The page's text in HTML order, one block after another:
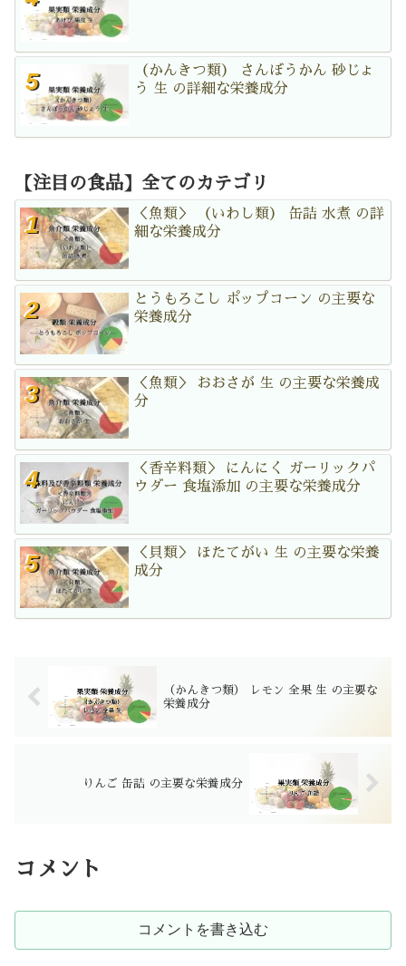
（かんきつ類） さんぼうかん 砂じょ
う 生 の詳細な栄養成分
【注目の食品】全てのカテゴリ
＜魚類＞ （いわし類） 缶詰 水煮 の詳
細な栄養成分
とうもろこし ポップコーン の主要な
栄養成分
＜魚類＞ おおさが 生 の主要な栄養成
分
＜香辛料類＞ にんにく ガーリックパ
ウダー 食塩添加 の主要な栄養成分
＜貝類＞ ほたてがい 生 の主要な栄養
成分
（かんきつ類） レモン 全果 生 の主要な
栄養成分
りんご 缶詰 の主要な栄養成分
コメント
コメントを書き込む